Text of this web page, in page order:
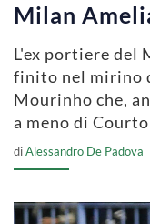
Milan
L'ex portiere del
finito nel mirino
Mourinho che,
a meno di
diAlessandro De Padova